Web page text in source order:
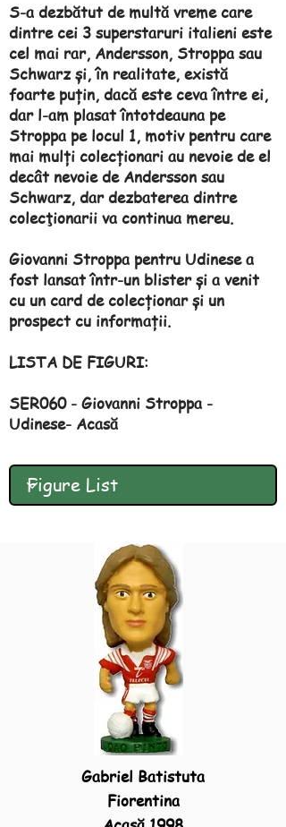
S-a dezbătut de multă vreme care
dintre cei 3 superstaruri italieni este
cel mai rar, Andersson, Stroppa sau
Schwarz și, în realitate, există
foarte puțin, dacă este ceva între ei,
dar l-am plasat întotdeauna pe
Stroppa pe locul 1, motiv pentru care
mai mulți colecționari au nevoie de el
decât nevoie de Andersson sau
Schwarz, dar dezbaterea dintre
colecţionarii va continua mereu.
Giovanni Stroppa pentru Udinese a
fost lansat într-un blister și a venit
cu un card de colecționar și un
prospect cu informații.
LISTA DE FIGURI:
SER060 - Giovanni Stroppa -
Udinese- Acasă
Gabriel Batistuta
Fiorentina